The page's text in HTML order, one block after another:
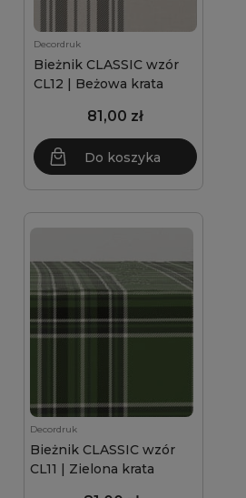
Decordruk
Bieżnik CLASSIC wzór
CL12 | Beżowa krata
81,00 zł
Do koszyka
Decordruk
Bieżnik CLASSIC wzór
CL11 | Zielona krata